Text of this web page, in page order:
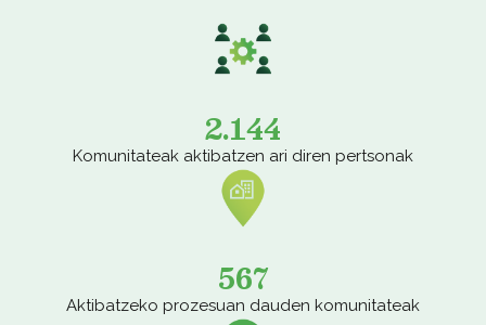
2.144
Komunitateak aktibatzen ari diren pertsonak
567
Aktibatzeko prozesuan dauden komunitateak